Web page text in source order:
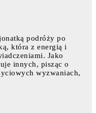
podróży po
która z energią i
Jako
innych, pisząc o
wyzwaniach,